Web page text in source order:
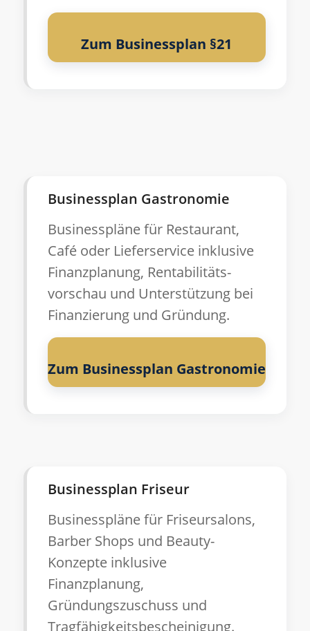
Zum Businessplan §21
Businessplan Gastronomie
Businesspläne für Restaurant,
Café oder Lieferservice inklusive
Finanzplanung, Rentabilitäts-
vorschau und Unterstützung bei
Finanzierung und Gründung.
Zum Businessplan Gastronomie
Businessplan Friseur
Businesspläne für Friseursalons,
Barber Shops und Beauty-
Konzepte inklusive
Finanzplanung,
Gründungszuschuss und
Tragfähigkeitsbescheinigung.